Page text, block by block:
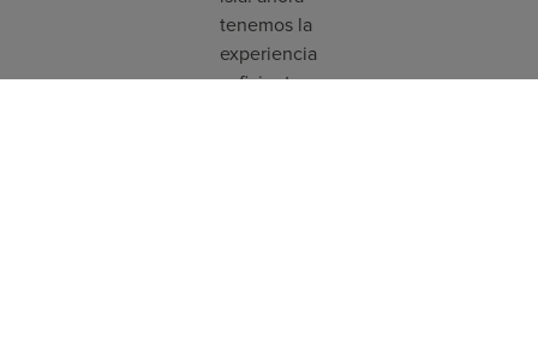
tenemos la
experiencia
suficiente